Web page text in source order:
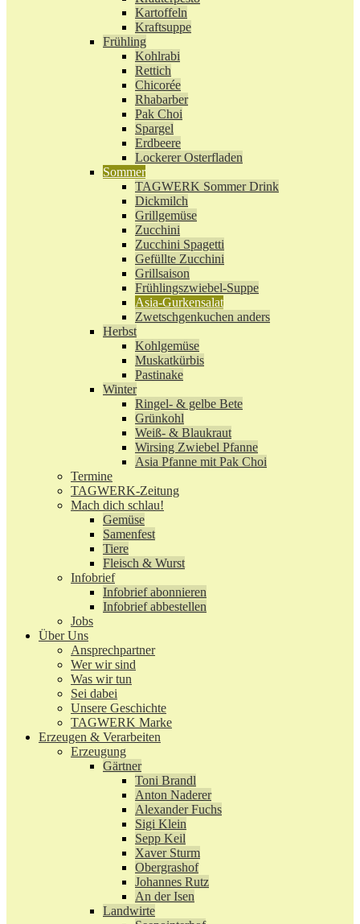
Kartoffeln
Kraftsuppe
Frühling
Kohlrabi
Rettich
Chicorée
Rhabarber
Pak Choi
Spargel
Erdbeere
Lockerer Osterfladen
Sommer
TAGWERK Sommer Drink
Dickmilch
Grillgemüse
Zucchini
Zucchini Spagetti
Gefüllte Zucchini
Grillsaison
Frühlingszwiebel-Suppe
Asia-Gurkensalat
Zwetschgenkuchen anders
Herbst
Kohlgemüse
Muskatkürbis
Pastinake
Winter
Ringel- & gelbe Bete
Grünkohl
Weiß- & Blaukraut
Wirsing Zwiebel Pfanne
Asia Pfanne mit Pak Choi
Termine
TAGWERK-Zeitung
Mach dich schlau!
Gemüse
Samenfest
Tiere
Fleisch & Wurst
Infobrief
Infobrief abonnieren
Infobrief abbestellen
Jobs
Über Uns
Ansprechpartner
Wer wir sind
Was wir tun
Sei dabei
Unsere Geschichte
TAGWERK Marke
Erzeugen & Verarbeiten
Erzeugung
Gärtner
Toni Brandl
Anton Naderer
Alexander Fuchs
Sigi Klein
Sepp Keil
Xaver Sturm
Obergrashof
Johannes Rutz
An der Isen
Landwirte